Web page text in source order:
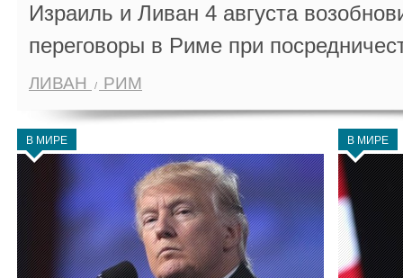
Израиль и Ливан 4 августа
переговоры в Риме при
ЛИВАН РИМ
В МИРЕ В МИРЕ